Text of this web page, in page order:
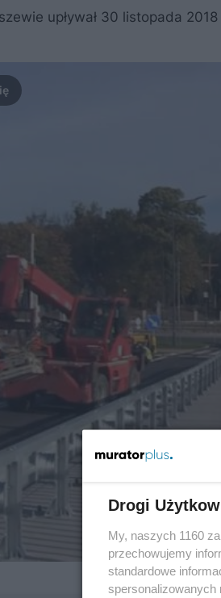
upływał 30 listopada 2018
Drogi
My, naszych 1160
przechowujemy
standardowe
spersonalizowanych